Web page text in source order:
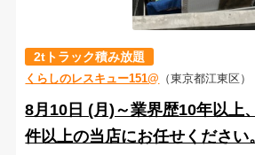
2tトラック積み放題
くらしのレスキュー151@ （東京都江東区）
8月10日 (月)～業界歴10年以上
件以上の当店にお任せください